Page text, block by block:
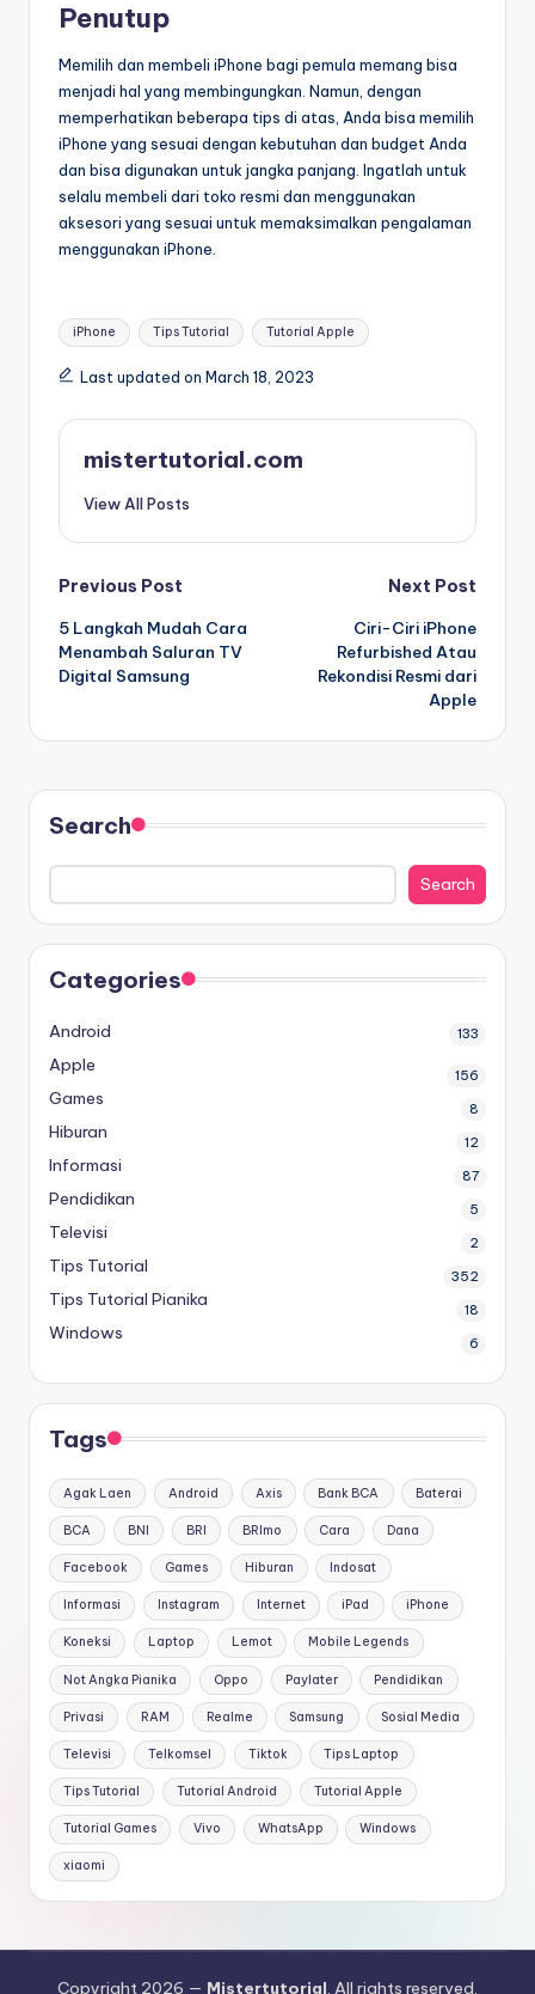
Penutup
Memilih dan membeli iPhone bagi pemula memang bisa
menjadi hal yang membingungkan. Namun, dengan
memperhatikan beberapa tips di atas, Anda bisa memilih
iPhone yang sesuai dengan kebutuhan dan budget Anda
dan bisa digunakan untuk jangka panjang. Ingatlah untuk
selalu membeli dari toko resmi dan menggunakan
aksesori yang sesuai untuk memaksimalkan pengalaman
menggunakan iPhone.
Tags:
iPhone Tips Tutorial Tutorial Apple
Last updated on March 18, 2023
mistertutorial.com
View All Posts
Post
navigation
Previous Post
5 Langkah Mudah Cara
Menambah Saluran TV
Digital Samsung
Next Post
Ciri-Ciri iPhone
Refurbished Atau
Rekondisi Resmi dari
Apple
Search
Search
Categories
Android 133
Apple 156
Games 8
Hiburan 12
Informasi 87
Pendidikan 5
Televisi 2
Tips Tutorial 352
Tips Tutorial Pianika 18
Windows 6
Tags
Agak Laen Android Axis Bank BCA Baterai
BCA BNI BRI BRImo Cara Dana
Facebook Games Hiburan Indosat
Informasi Instagram Internet iPad iPhone
Koneksi Laptop Lemot Mobile Legends
Not Angka Pianika Oppo Paylater Pendidikan
Privasi RAM Realme Samsung Sosial Media
Televisi Telkomsel Tiktok Tips Laptop
Tips Tutorial Tutorial Android Tutorial Apple
Tutorial Games Vivo WhatsApp Windows
xiaomi
Copyright 2026 — Mistertutorial. All rights reserved.